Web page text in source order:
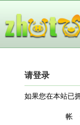
请登录
如果您在本站已
帐